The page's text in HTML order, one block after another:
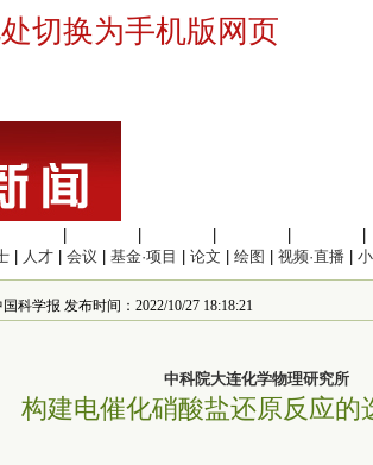
切换为手机版网页
人才 会议 基金·项目 论文 绘图 视频·直播
科学报 发布时间：2022/10/27 18:18:21
中科院大连化学物理研究所
构建电催化硝酸盐还原反应的